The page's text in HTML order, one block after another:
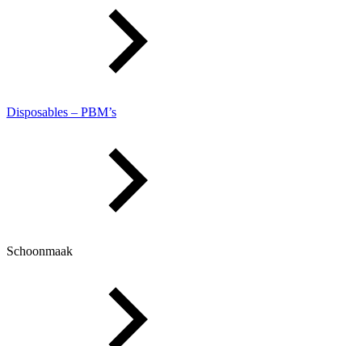
Disposables – PBM’s
Schoonmaak